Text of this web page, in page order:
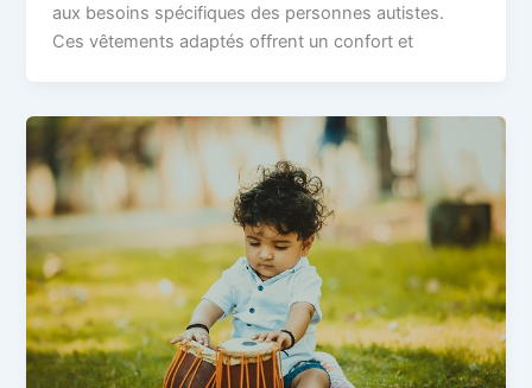
aux besoins spécifiques des personnes autistes.
Ces vêtements adaptés offrent un confort et